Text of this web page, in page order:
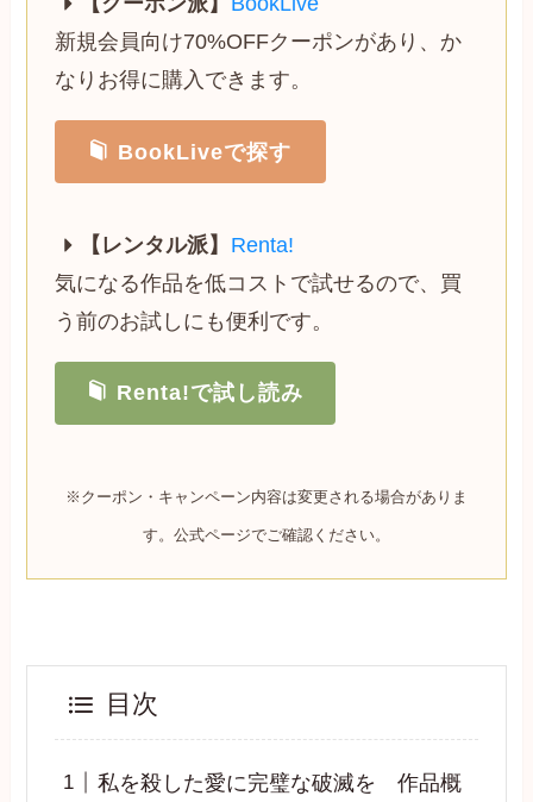
新規会員向け70%OFFクーポンがあり、か
なりお得に購入できます。
BookLiveで探す
【レンタル派】 Renta!
気になる作品を低コストで試せるので、買
う前のお試しにも便利です。
Renta!で試し読み
※クーポン・キャンペーン内容は変更される場合がありま
す。公式ページでご確認ください。
目次
私を殺した愛に完璧な破滅を 作品概